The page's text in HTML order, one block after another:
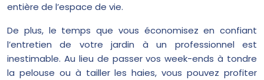
entière de l’espace de vie.
De plus, le temps que vous économisez en confiant
l’entretien de votre jardin à un professionnel est
inestimable. Au lieu de passer vos week-ends à tondre
la pelouse ou à tailler les haies, vous pouvez profiter